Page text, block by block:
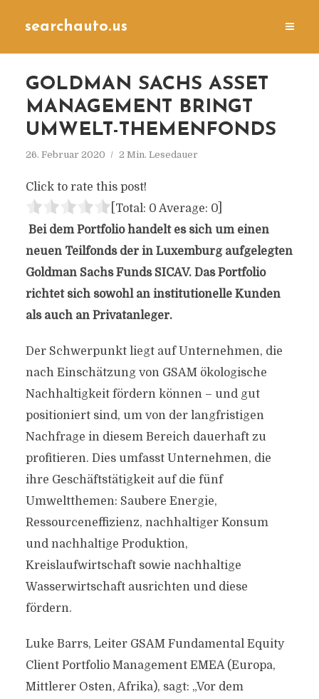
searchauto.us
GOLDMAN SACHS ASSET
MANAGEMENT BRINGT
UMWELT-THEMENFONDS
26. Februar 2020 2 Min. Lesedauer
Click to rate this post!
[Total: 0 Average: 0]
Bei dem Portfolio handelt es sich um einen
neuen Teilfonds der in Luxemburg aufgelegten
Goldman Sachs Funds SICAV. Das Portfolio
richtet sich sowohl an institutionelle Kunden
als auch an Privatanleger.
Der Schwerpunkt liegt auf Unternehmen, die
nach Einschätzung von GSAM ökologische
Nachhaltigkeit fördern können – und gut
positioniert sind, um von der langfristigen
Nachfrage in diesem Bereich dauerhaft zu
profitieren. Dies umfasst Unternehmen, die
ihre Geschäftstätigkeit auf die fünf
Umweltthemen: Saubere Energie,
Ressourceneffizienz, nachhaltiger Konsum
und nachhaltige Produktion,
Kreislaufwirtschaft sowie nachhaltige
Wasserwirtschaft ausrichten und diese
fördern.
Luke Barrs, Leiter GSAM Fundamental Equity
Client Portfolio Management EMEA (Europa,
Mittlerer Osten, Afrika), sagt: „Vor dem